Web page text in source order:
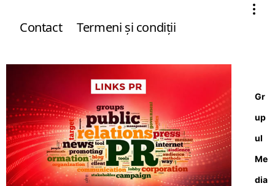
Contact Termeni şi condiţii
Gr
up
ul
Me
dia